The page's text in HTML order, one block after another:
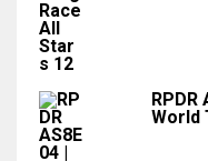
RPDR
World